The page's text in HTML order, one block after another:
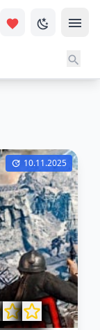
10.11.2025